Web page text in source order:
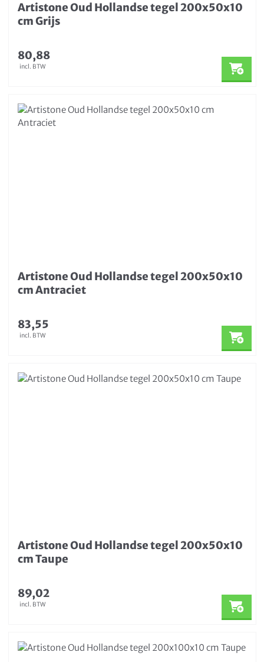
Artistone Oud Hollandse tegel 200x50x10
cm Grijs
80,88
incl. BTW
Artistone Oud Hollandse tegel 200x50x10
cm Antraciet
83,55
incl. BTW
Artistone Oud Hollandse tegel 200x50x10
cm Taupe
89,02
incl. BTW